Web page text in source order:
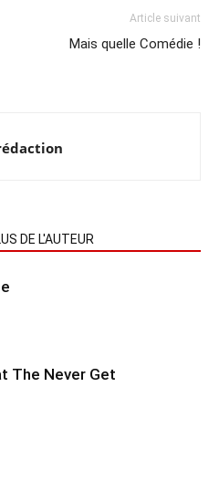
Article suivant
Mais quelle Comédie !
DE L'AUTEUR
The Never Get